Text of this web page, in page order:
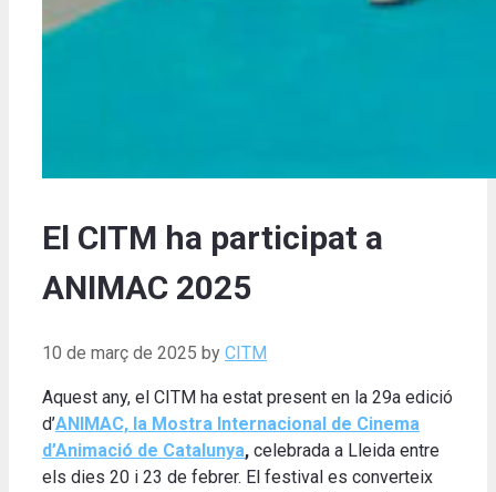
El CITM ha participat a
ANIMAC 2025
10 de març de 2025 by CITM
Aquest any, el CITM ha estat present en la 29a edició
d’ANIMAC, la Mostra Internacional de Cinema
d’Animació de Catalunya, celebrada a Lleida entre
els dies 20 i 23 de febrer. El festival es converteix